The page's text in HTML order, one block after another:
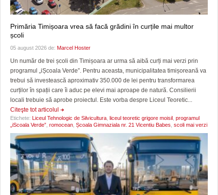
Primăria Timișoara vrea să facă grădini în curțile mai multor
școli
05 august 2026 de: Marcel Hoster
Un număr de trei școli din Timișoara ar urma să aibă curți mai verzi prin
programul „iȘcoala Verde”. Pentru aceasta, municipalitatea timișoreană va
trebui să investească aproximativ 350.000 de lei pentru transformarea
curților în spații care îi aduc pe elevi mai aproape de natură. Consilierii
locali trebuie să aprobe proiectul. Este vorba despre Liceul Teoretic...
Citeşte tot articolul
Etichete: Liceul Tehnologic de Silvicultura liceul teoretic grigore moisil programul
„iScoala Verde” romocean Școala Gimnaziala nr. 21 Vicentiu Babes scoli mai verzi